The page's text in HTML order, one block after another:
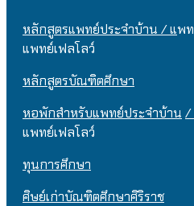
หลักสูตรแพทย์ประจำบ้าน / แพ
แพทย์เฟลโลว์
หลักสูตรบัณฑิตศึกษา
หอพักสำหรับแพทย์ประจำบ้าน /
แพทย์เฟลโลว์
ทุนการศึกษา
ศิษย์เก่าบัณฑิตศึกษาศิริราช